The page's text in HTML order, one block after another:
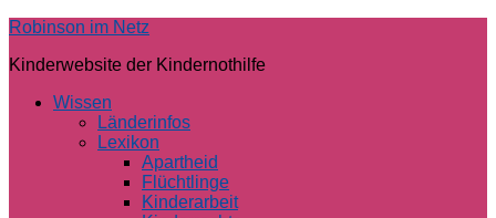
Skip
content
Robinson im Netz
Kinderwebsite der Kindernothilfe
Wissen
Länderinfos
Lexikon
Apartheid
Flüchtlinge
Kinderarbeit